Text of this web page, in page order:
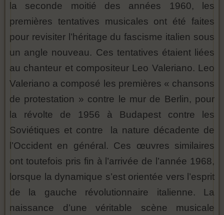
la seconde moitié des années 1960, les
premières tentatives musicales ont été faites
pour revisiter l’héritage du fascisme italien sous
un angle nouveau. Ces tentatives étaient liées
au chanteur et compositeur Leo Valeriano. Leo
Valeriano a composé les premières « chansons
de protestation » contre le mur de Berlin, pour
la révolte de 1956 à Budapest contre les
Soviétiques et contre la nature décadente de
l’Occident en général. Ces œuvres similaires
ont toutefois pris fin à l’arrivée de l’année 1968,
lorsque la dynamique s’est orientée vers l’esprit
de la gauche révolutionnaire italienne. La
naissance d’une véritable scène musicale